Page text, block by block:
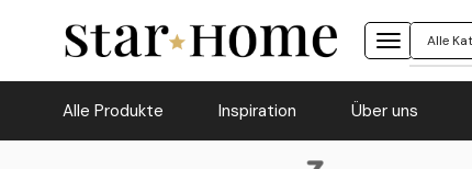
Alle Produkte Inspiration Über uns